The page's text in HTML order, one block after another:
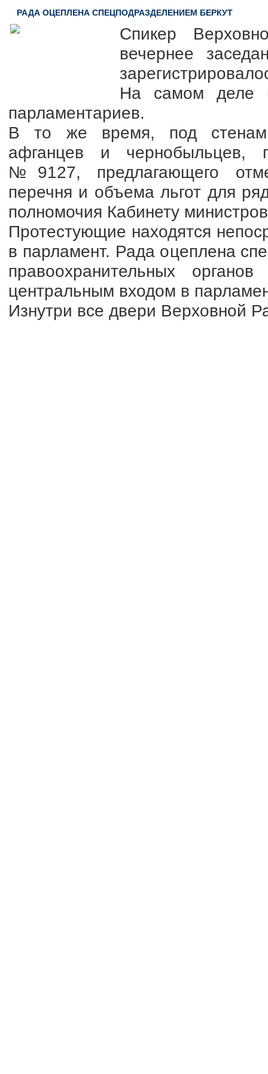
РАДА ОЦЕПЛЕНА СПЕЦПОДРАЗДЕЛЕНИЕМ БЕРКУТ
Спикер
вечернее
На самом деле
парламентариев.
В то же время, под стенами
афганцев и чернобыльцев,
№9127, предлагающего
перечня и объема льгот для
полномочия Кабинету
Протестующие находятся
в парламент. Рада оцеплена
правоохранительных
центральным входом в
Изнутри все двери Верховной